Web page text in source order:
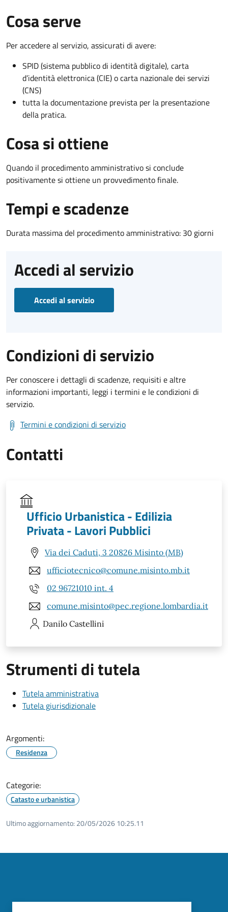
Cosa serve
Per accedere al servizio, assicurati di avere:
SPID (sistema pubblico di identità digitale), carta
d’identità elettronica (CIE) o carta nazionale dei servizi
(CNS)
tutta la documentazione prevista per la presentazione
della pratica.
Cosa si ottiene
Quando il procedimento amministrativo si conclude
positivamente si ottiene un provvedimento finale.
Tempi e scadenze
Durata massima del procedimento amministrativo: 30 giorni
Accedi al servizio
Accedi al servizio
Condizioni di servizio
Per conoscere i dettagli di scadenze, requisiti e altre
informazioni importanti, leggi i termini e le condizioni di
servizio.
Termini e condizioni di servizio
Contatti
Ufficio Urbanistica - Edilizia
Privata - Lavori Pubblici
Via dei Caduti, 3 20826 Misinto (MB)
ufficiotecnico@comune.misinto.mb.it
02 96721010 int. 4
comune.misinto@pec.regione.lombardia.it
Danilo Castellini
Strumenti di tutela
Tutela amministrativa
Tutela giurisdizionale
Argomenti:
Residenza
Categorie:
Catasto e urbanistica
Ultimo aggiornamento: 20/05/2026 10:25.11